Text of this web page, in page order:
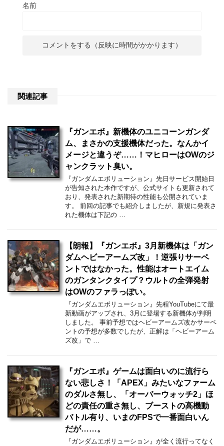
名前
関連記事
『ガンエボ』新機体のユニコーンガンダ
ム、まさかの支援機体だった。なんかイ
メージと違うぞ……！マヒローはOWのジ
ャンクラット臭い。
『ガンダムエボリューション』先日サービス開始日
が告知された本作ですが、公式サイトも更新されて
おり、発表された新期待の性能も公開されていま
す。 前回の記事でも紹介しましたが、新規に発表さ
れた機体は下記の …
【朗報】『ガンエボ』3月新機体は「ガン
ダムヘビーアームズ改」！逆張りサーペ
ントではなかった。性能はオートエイム
のガンタンクタイプ？ウルトの全弾発射
はOWのファラっぽい。
『ガンダムエボリューション』先程YouTubeにて最
新動画がアップされ、3月に登場する新機体が判明
しました。 事前予想ではヘビーアームズ改かサーペ
ントの予想が多数でしたが、正解は「ヘビーアーム
ズ改」で …
『ガンエボ』ゲームは面白いのに流行ら
ない悲しさ！「APEX」みたいなファーム
のダルさ無し、「オーバーウォッチ2」ほ
どの責任の重さ無し、ブーストの高機動
バトル有り、いまのFPSで一番面白いん
だが……。
『ガンダムエボリューション』が全く流行ってなく